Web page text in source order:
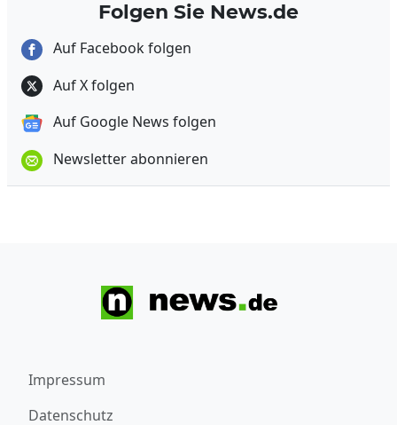
Folgen Sie News.de
Auf Facebook folgen
Auf X folgen
Auf Google News folgen
Newsletter abonnieren
Impressum
Datenschutz